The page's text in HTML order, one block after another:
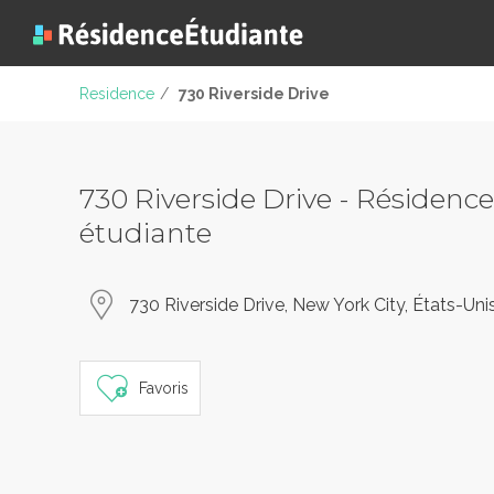
Residence / 730 Riverside Drive
730 Riverside Drive - Résidence
étudiante
730 Riverside Drive, New York City, États-
Favoris